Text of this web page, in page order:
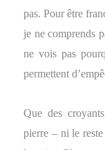
pas. Pour être
je ne comprends
ne vois pas
permettent
Que des
pierre – ni le